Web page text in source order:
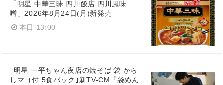
「明星 中華三昧 四川飯店 四川風味
噌」2026年8月24日(月)新発売
本日 13:00
｢明星 一平ちゃん夜店の焼そば 袋 から
しマヨ付 5食パック｣新TV-CM『袋めん